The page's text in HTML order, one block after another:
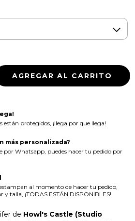
están protegidos, ¡llega por que llega!
más personalizada?
por Whatsapp, puedes hacer tu pedido por
estampan al momento de hacer tu pedido,
y talla, ¡TODAS ESTÁN DISPONIBLES!
de Howl's Castle (Studio